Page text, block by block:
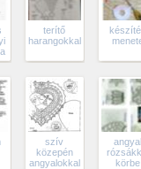
terítő
harangokkal
szív
közepén
angyalokkal
angyal
körbe